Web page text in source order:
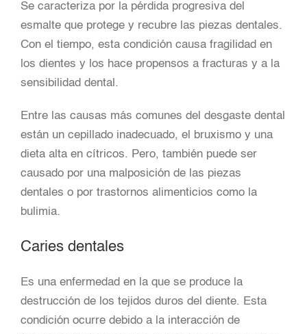
Se caracteriza por la pérdida progresiva del
esmalte que protege y recubre las piezas dentales.
Con el tiempo, esta condición causa fragilidad en
los dientes y los hace propensos a fracturas y a la
sensibilidad dental.
Entre las causas más comunes del desgaste dental
están un cepillado inadecuado, el bruxismo y una
dieta alta en cítricos. Pero, también puede ser
causado por una malposición de las piezas
dentales o por trastornos alimenticios como la
bulimia.
Caries dentales
Es una enfermedad en la que se produce la
destrucción de los tejidos duros del diente. Esta
condición ocurre debido a la interacción de